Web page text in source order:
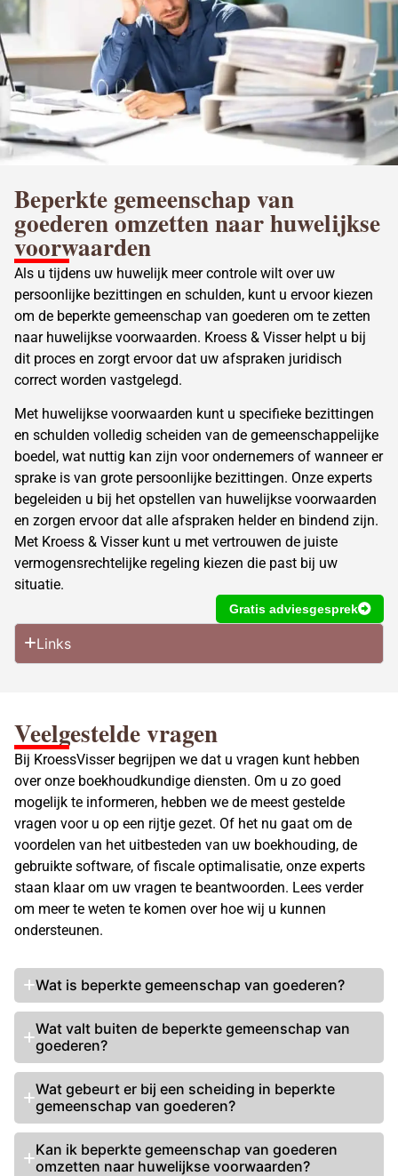
Beperkte gemeenschap van
goederen omzetten naar huwelijkse
voorwaarden
Als u tijdens uw huwelijk meer controle wilt over uw
persoonlijke bezittingen en schulden, kunt u ervoor kiezen
om de beperkte gemeenschap van goederen om te zetten
naar huwelijkse voorwaarden. Kroess & Visser helpt u bij
dit proces en zorgt ervoor dat uw afspraken juridisch
correct worden vastgelegd.
Met huwelijkse voorwaarden kunt u specifieke bezittingen
en schulden volledig scheiden van de gemeenschappelijke
boedel, wat nuttig kan zijn voor ondernemers of wanneer er
sprake is van grote persoonlijke bezittingen. Onze experts
begeleiden u bij het opstellen van huwelijkse voorwaarden
en zorgen ervoor dat alle afspraken helder en bindend zijn.
Met Kroess & Visser kunt u met vertrouwen de juiste
vermogensrechtelijke regeling kiezen die past bij uw
situatie.
Gratis adviesgesprek
Links
Veelgestelde vragen
Bij KroessVisser begrijpen we dat u vragen kunt hebben
over onze boekhoudkundige diensten. Om u zo goed
mogelijk te informeren, hebben we de meest gestelde
vragen voor u op een rijtje gezet. Of het nu gaat om de
voordelen van het uitbesteden van uw boekhouding, de
gebruikte software, of fiscale optimalisatie, onze experts
staan klaar om uw vragen te beantwoorden. Lees verder
om meer te weten te komen over hoe wij u kunnen
ondersteunen.
Wat is beperkte gemeenschap van goederen?
Wat valt buiten de beperkte gemeenschap van
goederen?
Wat gebeurt er bij een scheiding in beperkte
gemeenschap van goederen?
Kan ik beperkte gemeenschap van goederen
omzetten naar huwelijkse voorwaarden?